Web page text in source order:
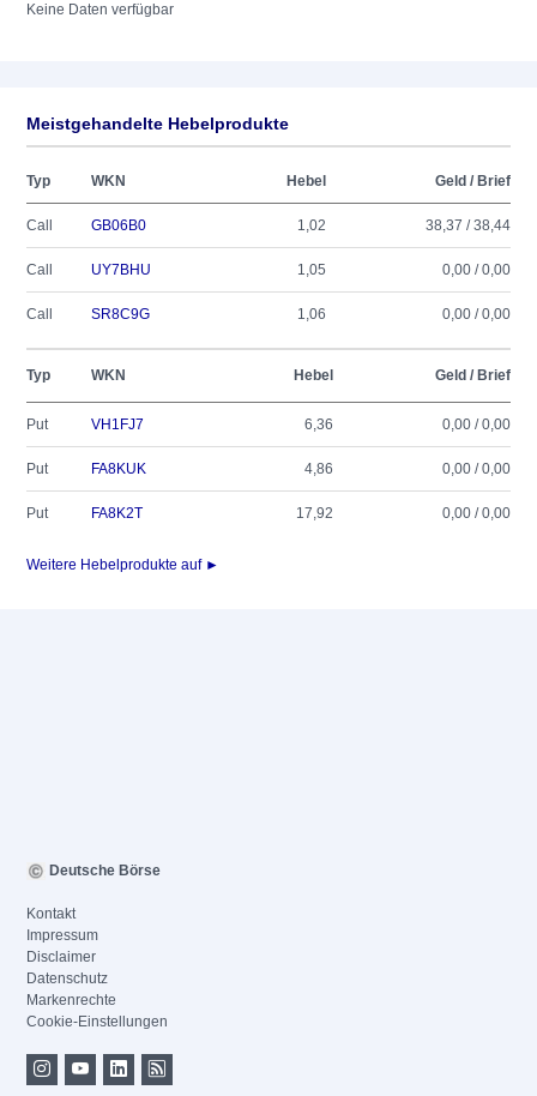
Keine Daten verfügbar
Meistgehandelte Hebelprodukte
Typ WKN Hebel Geld / Brief
Call GB06B0 1,02 38,37 / 38,44
Call UY7BHU 1,05 0,00 / 0,00
Call SR8C9G 1,06 0,00 / 0,00
Typ WKN Hebel Geld / Brief
Put VH1FJ7 6,36 0,00 / 0,00
Put FA8KUK 4,86 0,00 / 0,00
Put FA8K2T 17,92 0,00 / 0,00
Weitere Hebelprodukte auf ►
Deutsche Börse
Kontakt
Impressum
Disclaimer
Datenschutz
Markenrechte
Cookie-Einstellungen